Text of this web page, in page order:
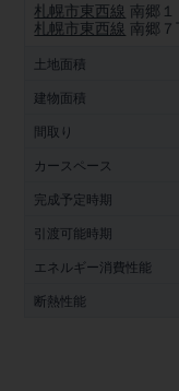
札幌市東西線 南郷
札幌市東西線 南郷
土地面積
建物面積
間取り
カースペース
完成予定時期
引渡可能時期
エネルギー消費性能
断熱性能